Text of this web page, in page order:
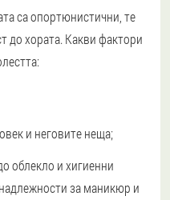
са опортюнистични, те
до хората. Какви фактори
и неговите неща;
облекло и хигиенни
за маникюр и